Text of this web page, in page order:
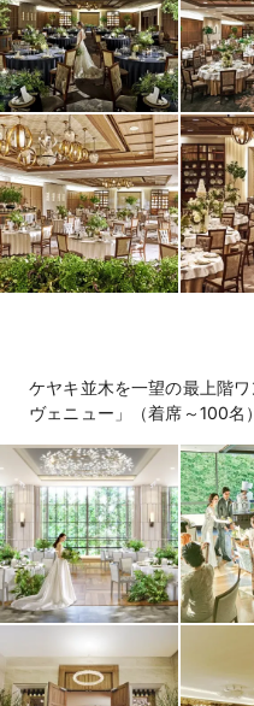
ケヤキ並木を一望の最上階
ヴェニュー」（着席～100名）